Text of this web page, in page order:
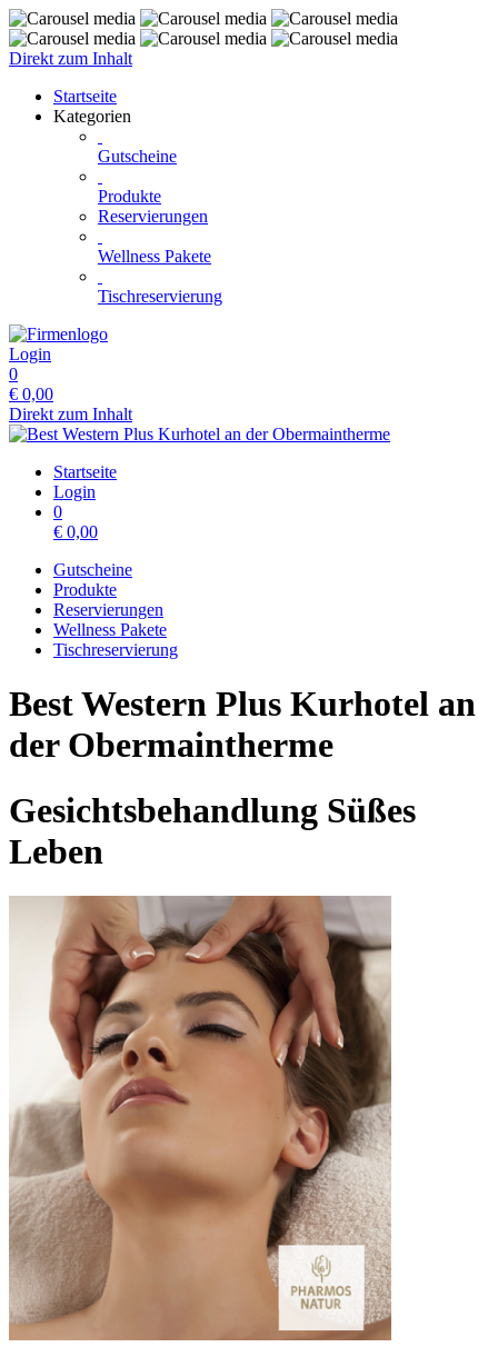
Direkt zum Inhalt
Startseite
Kategorien
Gutscheine
Produkte
Reservierungen
Wellness Pakete
Tischreservierung
Login
0
€ 0,00
Direkt zum Inhalt
Startseite
Login
0
€ 0,00
Gutscheine
Produkte
Reservierungen
Wellness Pakete
Tischreservierung
Best Western Plus Kurhotel an
der Obermaintherme
Gesichtsbehandlung Süßes
Leben